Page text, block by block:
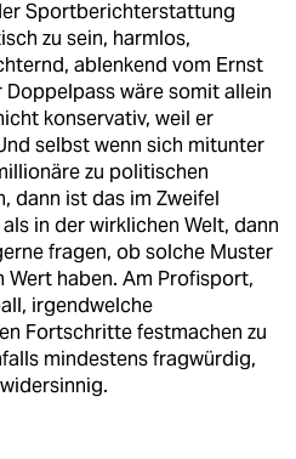
Sportberichterstattung
zu sein, harmlos,
ablenkend vom Ernst
Doppelpass wäre somit allein
konservativ, weil er
selbst wenn sich mitunter
zu politischen
dann ist das im Zweifel
in der wirklichen Welt, dann
fragen, ob solche Muster
Wert haben. Am Profisport,
irgendwelche
Fortschritte festmachen zu
mindestens fragwürdig,